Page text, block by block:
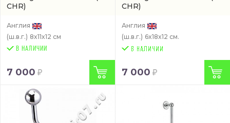
CHR)
Англия
(ш.в.г.) 8x11x12 см
В НАЛИЧИИ
7 000
CHR)
Англия
(ш.в.г.) 6x18x12 см.
7 000